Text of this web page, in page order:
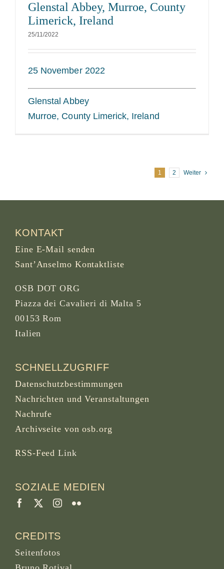
Glenstal Abbey, Murroe, County
Limerick, Ireland
25/11/2022
25 November 2022
Glenstal Abbey
Murroe, County Limerick, Ireland
1 2 Weiter
KONTAKT
Eine E-Mail senden
Sant’Anselmo Kontaktliste
OSB DOT ORG
Piazza dei Cavalieri di Malta 5
00153 Rom
Italien
SCHNELLZUGRIFF
Datenschutzbestimmungen
Nachrichten und Veranstaltungen
Nachrufe
Archivseite von osb.org
RSS-Feed Link
SOZIALE MEDIEN
CREDITS
Seitenfotos